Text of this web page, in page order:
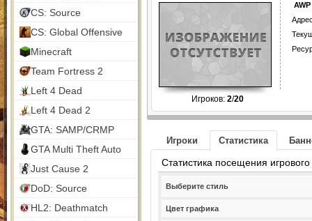
CS: Source
CS: Global Offensive
Minecraft
Team Fortress 2
Left 4 Dead
Left 4 Dead 2
GTA: SAMP/CRMP
GTA Multi Theft Auto
Just Cause 2
DoD: Source
HL2: Deathmatch
Игроков: 2/20
Игроки Статистика
Статистика посещения
Выберите стиль
Цвет графика